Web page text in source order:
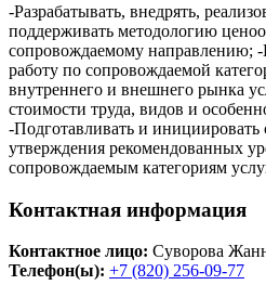
-Разрабатывать, внедрять,
поддерживать методологию
сопровождаемому направлению;
работу по сопровождаемой
внутреннего и внешнего рынка
стоимости труда, видов и
-Подготавливать и инициировать
утверждения рекомендованных
сопровождаемым категориям
Контактная информация
Контактное лицо: Суворова
Телефон(ы): +7 (820) 256-09-77